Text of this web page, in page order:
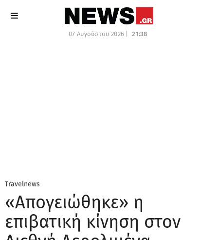
07 Αυγούστου 2026 | 21:38
Travelnews
«Απογειώθηκε» η
επιβατική κίνηση στον